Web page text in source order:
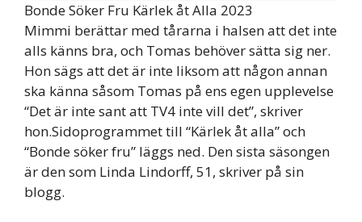
Bonde Söker Fru Kärlek åt Alla 2023
Mimmi berättar med tårarna i halsen att det inte
alls känns bra, och Tomas behöver sätta sig ner.
Hon sägs att det är inte liksom att någon annan
ska känna såsom Tomas på ens egen upplevelse
“Det är inte sant att TV4 inte vill det”, skriver
hon.Sidoprogrammet till “Kärlek åt alla” och
“Bonde söker fru” läggs ned. Den sista säsongen
är den som Linda Lindorff, 51, skriver på sin
blogg.